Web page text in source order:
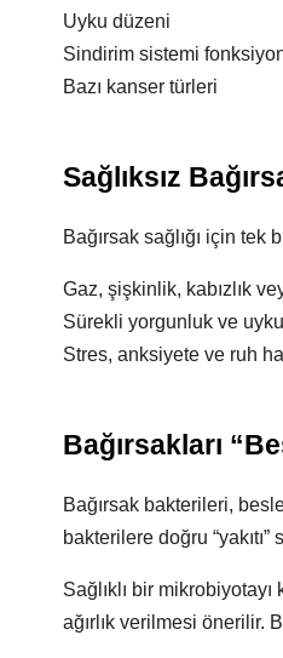
Uyku düzeni
Sindirim sistemi
Bazı kanser türleri
Sağlıksız
Bağırsak sağlığı için
Gaz, şişkinlik, kabızlık
Sürekli yorgunluk ve
Stres, anksiyete ve ruh
Bağırsakları
Bağırsak bakterileri,
bakterilere doğru
Sağlıklı bir
ağırlık verilmesi önerilir.